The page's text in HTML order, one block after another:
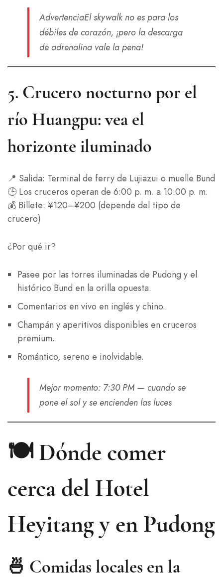
AdvertenciaEl skywalk no es para los
débiles de corazón, ¡pero la descarga
de adrenalina vale la pena!
5. Crucero nocturno por el
río Huangpu: vea el
horizonte iluminado
📍 Salida: Terminal de ferry de Lujiazui o muelle Bund
🕒 Los cruceros operan de 6:00 p. m. a 10:00 p. m.
💰 Billete: ¥120–¥200 (depende del tipo de
crucero)
¿Por qué ir?
Pasee por las torres iluminadas de Pudong y el
histórico Bund en la orilla opuesta.
Comentarios en vivo en inglés y chino.
Champán y aperitivos disponibles en cruceros
premium.
Romántico, sereno e inolvidable.
Mejor momento: 7:30 PM — cuando se
pone el sol y se encienden las luces
🍽️ Dónde comer
cerca del Hotel
Heyitang y en Pudong
🍜 Comidas locales en la